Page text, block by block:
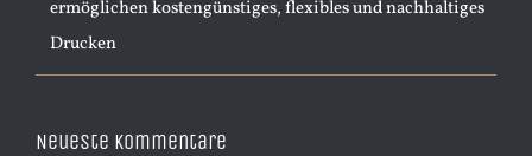
ermöglichen kostengünstiges, flexibles und nachhaltiges
Drucken
Neueste Kommentare